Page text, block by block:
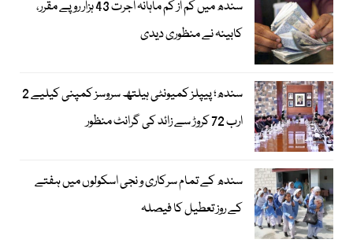
سندھ میں کم از کم ماہانہ اجرت 43 ہزار روپے مقرر،
کابینہ نے منظوری دیدی
سندھ؛ پیپلز کمیونٹی ہیلتھ سروسز کمپنی کیلیے 2
ارب 72 کروڑ سے زائد کی گرانٹ منظور
سندھ کے تمام سرکاری و نجی اسکولوں میں ہفتے
کے روز تعطیل کا فیصلہ